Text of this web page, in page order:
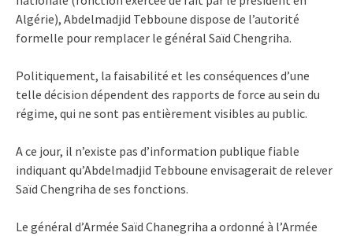
Algérie), Abdelmadjid Tebboune dispose de l’autorité
formelle pour remplacer le général Saïd Chengriha.
Politiquement, la faisabilité et les conséquences d’une
telle décision dépendent des rapports de force au sein du
régime, qui ne sont pas entièrement visibles au public.
A ce jour, il n’existe pas d’information publique fiable
indiquant qu’Abdelmadjid Tebboune envisagerait de relever
Saïd Chengriha de ses fonctions.
Le général d’Armée Saïd Chanegriha a ordonné à l’Armée